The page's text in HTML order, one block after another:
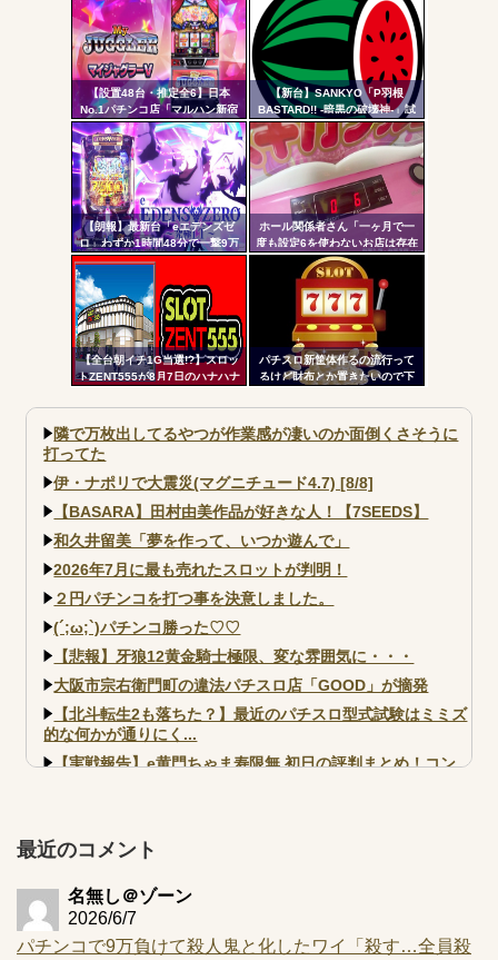
い模様。ヅラに配慮したか？
【設置48台・推定全6】日本
No.1パチンコ店「マルハン新宿
東宝ビル店」のマイジャグラ
ー、とんでもない事になるｗｗ
ｗｗｗ
【新台】SANKYO「P羽根
BASTARD!! -暗黒の破壊神-」試
打動画公開後の反応まとめ！ポ
チーズっぽい役物で間違いなく
面白いし、月2万円...
【朗報】最新台「eエデンズゼ
ロ」わずか1時間48分で一撃9万
5000発コンプリートを達成して
しまうｗ 究極LT期待出玉2万発
超えの現行最強スペックは伊達
じゃないな…
ホール関係者さん「一ヶ月で一
度も設定6を使わないお店は存在
しないと思っています。6使った
事がない店長も存在しないと思
う」←これガチ?！
【全台朝イチ1G当選!?】スロッ
トZENT555が8月7日のハナハナ
ｗｗｗｗ
パチスロ新筐体作るの流行って
るけど財布とか置きたいので下
ル
隣で万枚出してるやつが作業感が凄いのか面倒くさそうに
打ってた
伊・ナポリで大震災(マグニチュード4.7) [8/8]
【BASARA】田村由美作品が好きな人！【7SEEDS】
和久井留美「夢を作って、いつか遊んで」
2026年7月に最も売れたスロットが判明！
２円パチンコを打つ事を決意しました。
(´;ω;`)パチンコ勝った♡♡
【悲報】牙狼12黄金騎士極限、変な雰囲気に・・・
大阪市宗右衛門町の違法パチスロ店「GOOD」が摘発
【北斗転生2も落ちた？】最近のパチスロ型式試験はミミズ
的な何かが通りにく...
【実戦報告】e黄門ちゃま寿限無 初日の評判まとめ！コン
Powered by livedoor 相互RSS
最近のコメント
名無し＠ゾーン
2026/6/7
パチンコで9万負けて殺人鬼と化したワイ「殺す…全員殺